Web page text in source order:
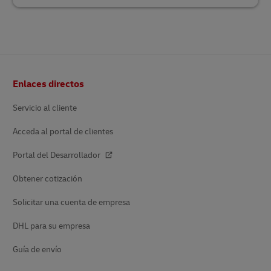
de
Enlaces directos
Servicio al cliente
Acceda al portal de clientes
Portal del Desarrollador
Obtener cotización
Solicitar una cuenta de empresa
DHL para su empresa
Guía de envío